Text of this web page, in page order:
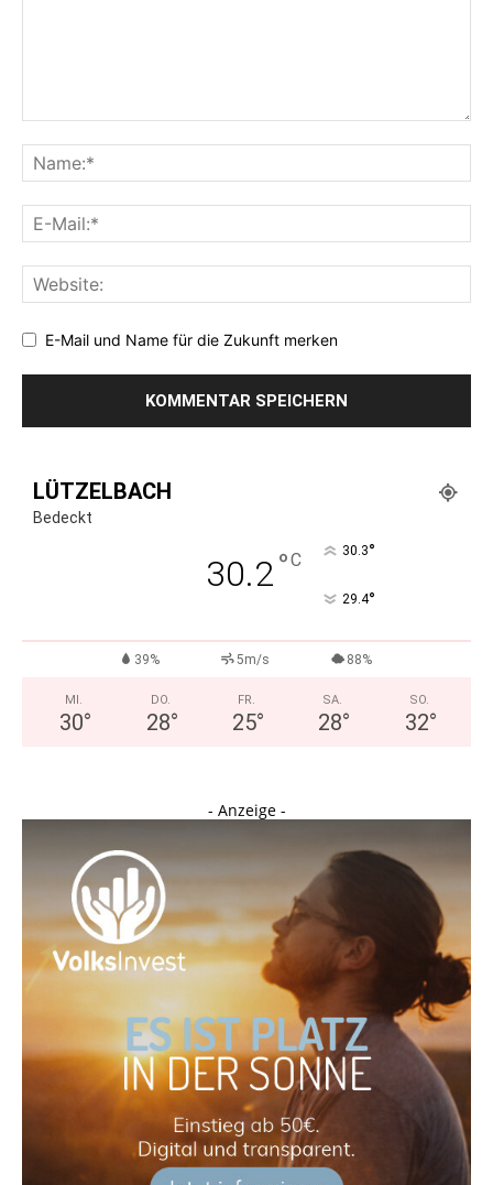
E-Mail und Name für die Zukunft merken
LÜTZELBACH
Bedeckt
30.2°C 30.3°
29.4°
39% 5m/s 88%
MI.
30°
DO.
28°
FR.
25°
SA.
28°
SO.
32°
- Anzeige -